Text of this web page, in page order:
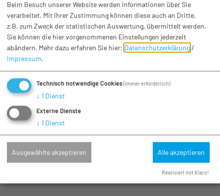
Feste und Feiern
Vereinsmeisterschaft des Schnupferclubs mit
Gaudischnupfen
Sa. 07.11.26
Huisheim
Beim Besuch unserer Website werden Informationen über Sie
verarbeitet. Mit Ihrer Zustimmung können diese auch an Dritte,
z.B. zum Zweck der statistischen Auswertung, übermittelt werden.
Sie können die hier vorgenommenen Einstellungen jederzeit
abändern. Mehr dazu erfahren Sie hier: Datenschutzerklärung /
Impressum.
Technisch notwendige Cookies(immer erforderlich)
↓ 1 Dienst
Externe Dienste
↓ 1 Dienst
Ausgewählte akzeptieren Alle akzeptieren
Realisiert mit Klaro!